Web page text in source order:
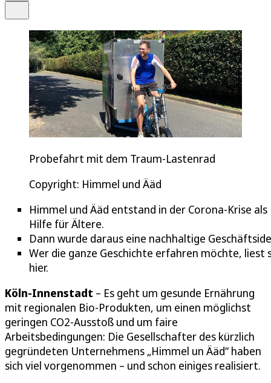
Probefahrt mit dem Traum-Lastenrad
Copyright: Himmel und Ääd
Himmel und Ääd entstand in der Corona-Krise als
Hilfe für Ältere.
Dann wurde daraus eine nachhaltige
Wer die ganze Geschichte erfahren möchte, liest
hier.
Köln-Innenstadt – Es geht um gesunde Ernährung
mit regionalen Bio-Produkten, um einen möglichst
geringen CO2-Ausstoß und um faire
Arbeitsbedingungen: Die Gesellschafter des kürzlich
gegründeten Unternehmens „Himmel un Ääd“ haben
sich viel vorgenommen – und schon einiges realisiert.